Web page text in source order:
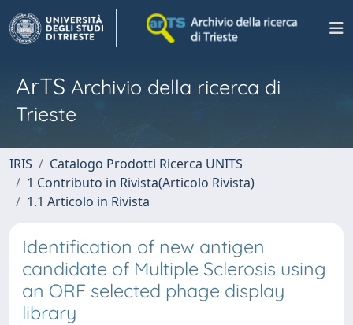
ArTS Archivio della ricerca di
Trieste
IRIS
Catalogo Prodotti Ricerca UNITS
1 Contributo in Rivista(Articolo Rivista)
1.1 Articolo in Rivista
Identification of new antigen
candidate of Multiple Sclerosis using
an ORF selected phage display
library